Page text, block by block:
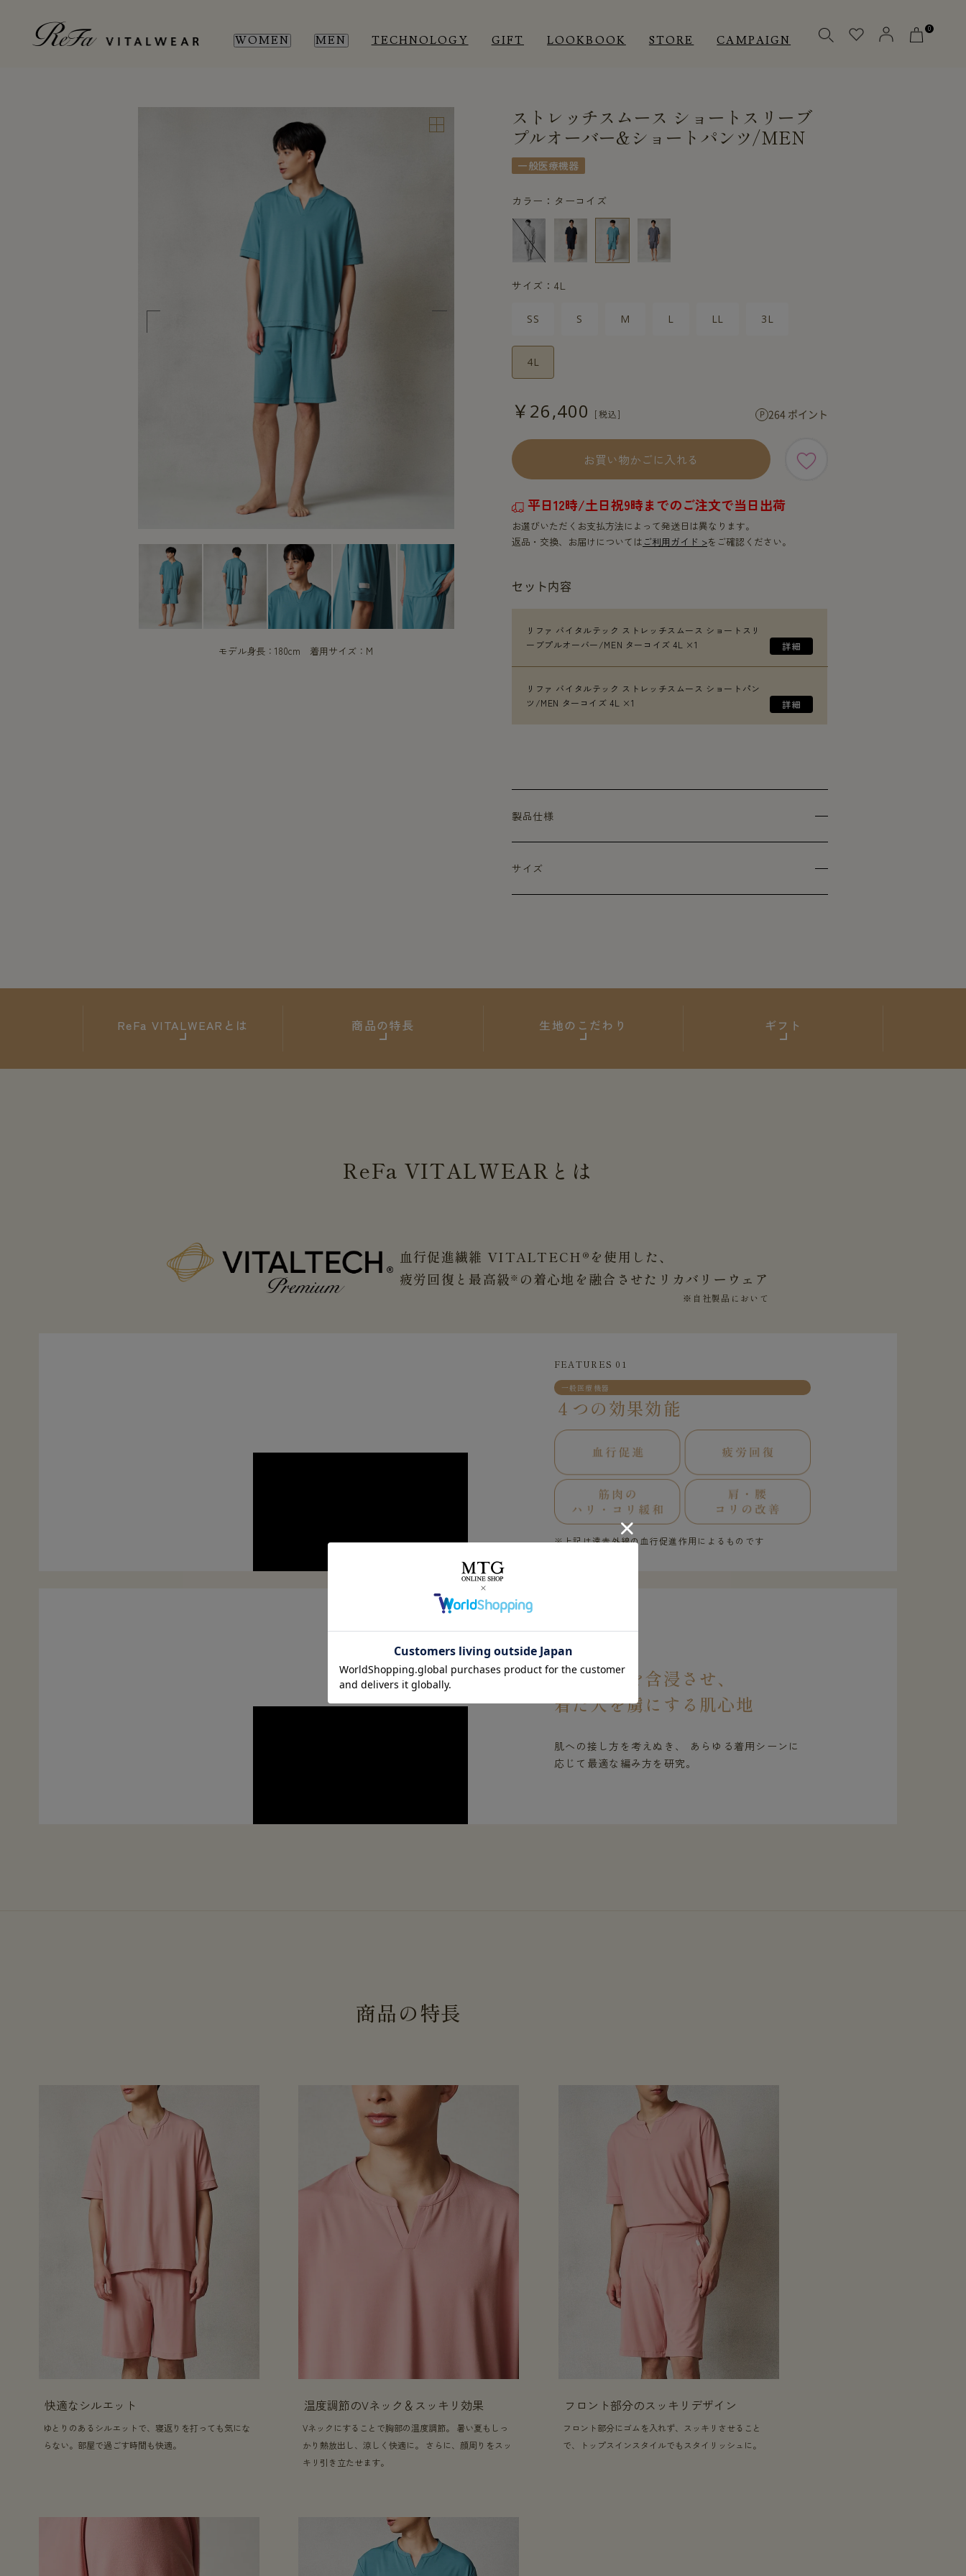
WOMEN MEN TECHNOLOGY GIFT LOOKBOOK STORE CAMPAIGN
0
WOMEN ROOM WEAR INNER OTHERS
ROOM WEAR OTHERS
モデル身長：180cm 着用サイズ：M
ストレッチスムース ショートスリーブ
プルオーバー&ショートパンツ/MEN
一般医療機器
カラー：ターコイズ
サイズ：4L
SS S M L LL 3L
4L
￥26,400 264 ポイント
お買い物かごに入れる
平日12時/土日祝9時までのご注文で当日出荷
お選びいただくお支払方法によって発送日は異なります。
返品・交換、お届けについてはご利用ガイド >をご確認ください。
セット内容
リファ バイタルテック ストレッチスムース ショートスリ
ーブプルオーバー/MEN ターコイズ 4L ×1
リファ バイタルテック ストレッチスムース ショートパン
ツ/MEN ターコイズ 4L ×1
製品仕様
サイズ
ReFa VITALWEARとは 商品の特長 生地のこだわり ギフト
ReFa VITALWEAR とは
血行促進繊維 VITALTECH®を使用した、
疲労回復と最高級※ の着心地を融合させた リカバリーウェア
※自社製品において
FEATURES 01
一般医療機器
４つの効果効能
※上記は遠赤外線の血行促進作用によるものです
FEATURES 02
椿オイルを含浸させ、
着た人を虜にする肌心地
肌への接し方を考えぬき、 あらゆる着用シーンに
応じて最適な編み方を研究。
商品の特長
快適なシルエット
ゆとりのあるシルエットで、寝返りを打っても気にな
らない。部屋で過ごす時間も快適。
温度調節のVネック＆スッキリ効果
Vネックにすることで胸部の温度調節。 暑い夏もしっ
かり熱放出し、涼しく快適に。 さらに、顔周りをスッ
キリ引き立たせます。
フロント部分のスッキリデザイン
フロント部分にゴムを入れず、スッキリさせること
で、トップスインスタイルでもスタイリッシュに。